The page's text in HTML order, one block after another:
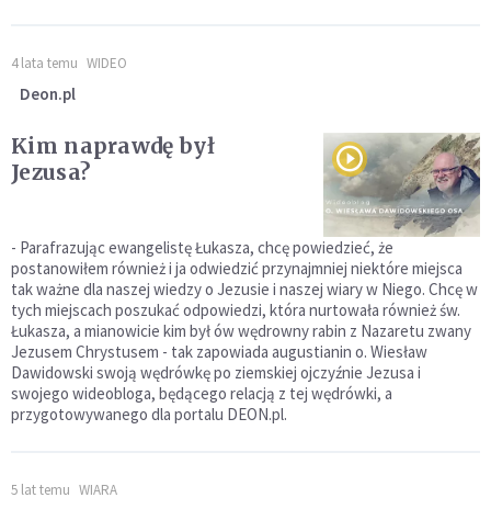
4 lata temu WIDEO
Deon.pl
Kim naprawdę był
Jezusa?
- Parafrazując ewangelistę Łukasza, chcę powiedzieć, że
postanowiłem również i ja odwiedzić przynajmniej niektóre miejsca
tak ważne dla naszej wiedzy o Jezusie i naszej wiary w Niego. Chcę w
tych miejscach poszukać odpowiedzi, która nurtowała również św.
Łukasza, a mianowicie kim był ów wędrowny rabin z Nazaretu zwany
Jezusem Chrystusem - tak zapowiada augustianin o. Wiesław
Dawidowski swoją wędrówkę po ziemskiej ojczyźnie Jezusa i
swojego wideobloga, będącego relacją z tej wędrówki, a
przygotowywanego dla portalu DEON.pl.
5 lat temu WIARA